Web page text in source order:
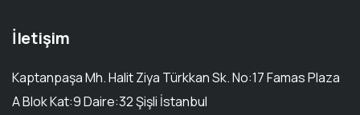
İletişim
Kaptanpaşa Mh. Halit Ziya Türkkan Sk. No:17 Famas Plaza
A Blok Kat:9 Daire:32 Şişli İstanbul